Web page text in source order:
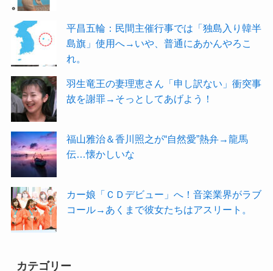
平昌五輪：民間主催行事では「独島入り韓半
島旗」使用へ→いや、普通にあかんやろこ
れ。
羽生竜王の妻理恵さん「申し訳ない」衝突事
故を謝罪→そっとしてあげよう！
福山雅治＆香川照之が“自然愛”熱弁→龍馬
伝…懐かしいな
カー娘「ＣＤデビュー」へ！音楽業界がラブ
コール→あくまで彼女たちはアスリート。
カテゴリー